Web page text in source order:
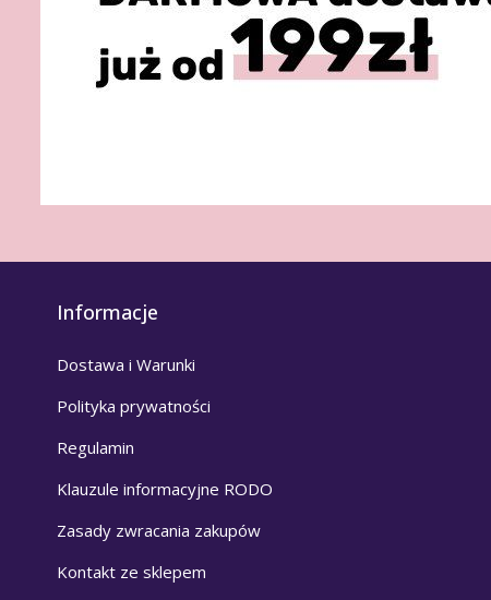
Informacje
Dostawa i Warunki
Polityka prywatności
Regulamin
Klauzule informacyjne RODO
Zasady zwracania zakupów
Kontakt ze sklepem